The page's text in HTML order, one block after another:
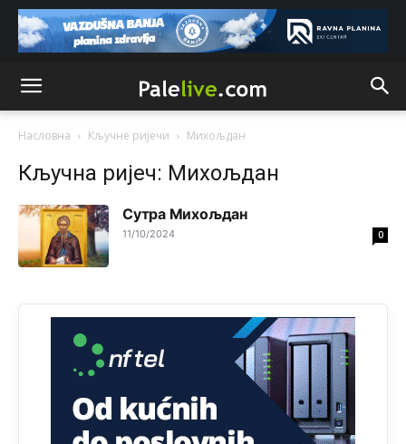
Насловна Кључне ријечи Михољдан
Кључна ријеч: Михољдан
Сутра Mихољдан
11/10/2024 0
Sa ovim procentom, Bosna i Hercegovina ima najvišu
stopu nepismenosti u regionu.
Анонимно2818605 јуче
11:21
Najveći rizik sa nepismenim stanovništvom je "kupovina
glasova" i manipulacija kroz fiktivne pomoćnike (koji
zapravo glasaju po nalogu političkih partija, a ne po želji
Prema zvaničnim podacima Agencije za statistiku BiH, u
Bosni i Hercegovini je 1.229.972 građana informatički
nepismeno, što čini 38,7% ukupnog stanovništva starijeg
od 10 godina
Prema podacima o informaciono-komunikacionim
tehnologijama, čak 33,4% domaćinstava u BiH uopšte
nema pristup računaru bilo koje vrste (desktop, laptop ili
Анонимно2818605 јуче 11:34